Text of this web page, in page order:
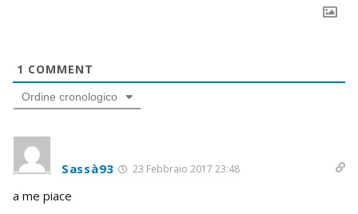
1 COMMENT
Ordine cronologico
Sassà93 23 Febbraio 2017 23:48
a me piace